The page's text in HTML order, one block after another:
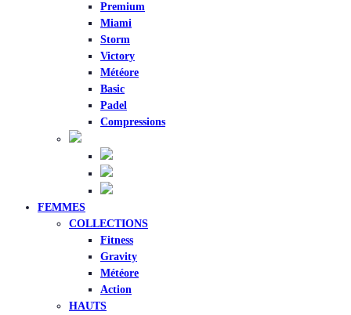
Premium
Miami
Storm
Victory
Météore
Basic
Padel
Compressions
FEMMES
COLLECTIONS
Fitness
Gravity
Météore
Action
HAUTS